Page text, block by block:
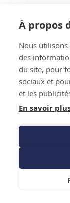
À propos
Nous
des
du site, pour
sociaux et
et les
En savoir